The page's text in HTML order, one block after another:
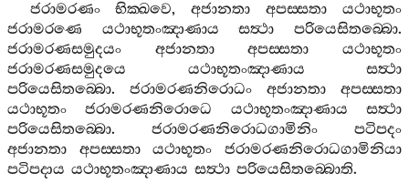
ජරාමරණං
භික‍්ඛවෙ,අජානතා අපස‍්සතා
යථාභූතං
ජරාමරණෙ
යථාභූතංඤාණාය සත්‍ථා පරියෙසිතබ‍්බො.
ජරාමරණසමුදයං
අජානතා අපස‍්සතා
යථාභූතං
ජරාමරණසමුදයෙ
යථාභූතංඤාණාය
සත්‍ථා
පරියෙසිතබ‍්බො. ජරාමරණනිරොධං අජානතා
අපස‍්සතා
යථාභූතං
ජරාමරණනිරොධෙ යථාභූතංඤාණාය
සත්‍ථා
පරියෙසිතබ‍්බො. ජරාමරණනිරොධගාමිනිං
පටිපදං
අජානතා
අපස‍්සතා යථාභූතං
ජරාමරණනිරොධගාමිනියා
පටිපදාය යථාභූතංඤාණාය සත්‍ථා පරියෙසිතබ‍්බොති.